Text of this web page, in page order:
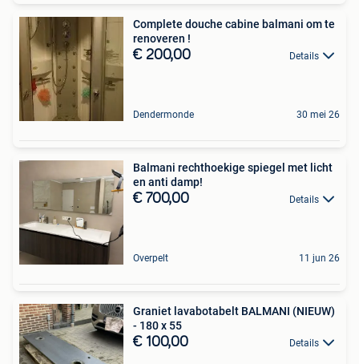
Complete douche cabine balmani om te
renoveren !
€ 200,00 Details
Dendermonde 30 mei 26
Balmani rechthoekige spiegel met licht
en anti damp!
€ 700,00 Details
Overpelt 11 jun 26
Graniet lavabotabelt BALMANI (NIEUW)
- 180 x 55
€ 100,00 Details